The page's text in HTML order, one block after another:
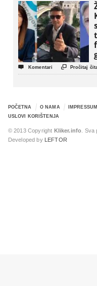
 Komentari  Pročitaj
POČETNA O NAMA IMPRESSUM
USLOVI KORIŠTENJA
© 2013 Copyright Kliker.info .
Developed by
LEFTOR